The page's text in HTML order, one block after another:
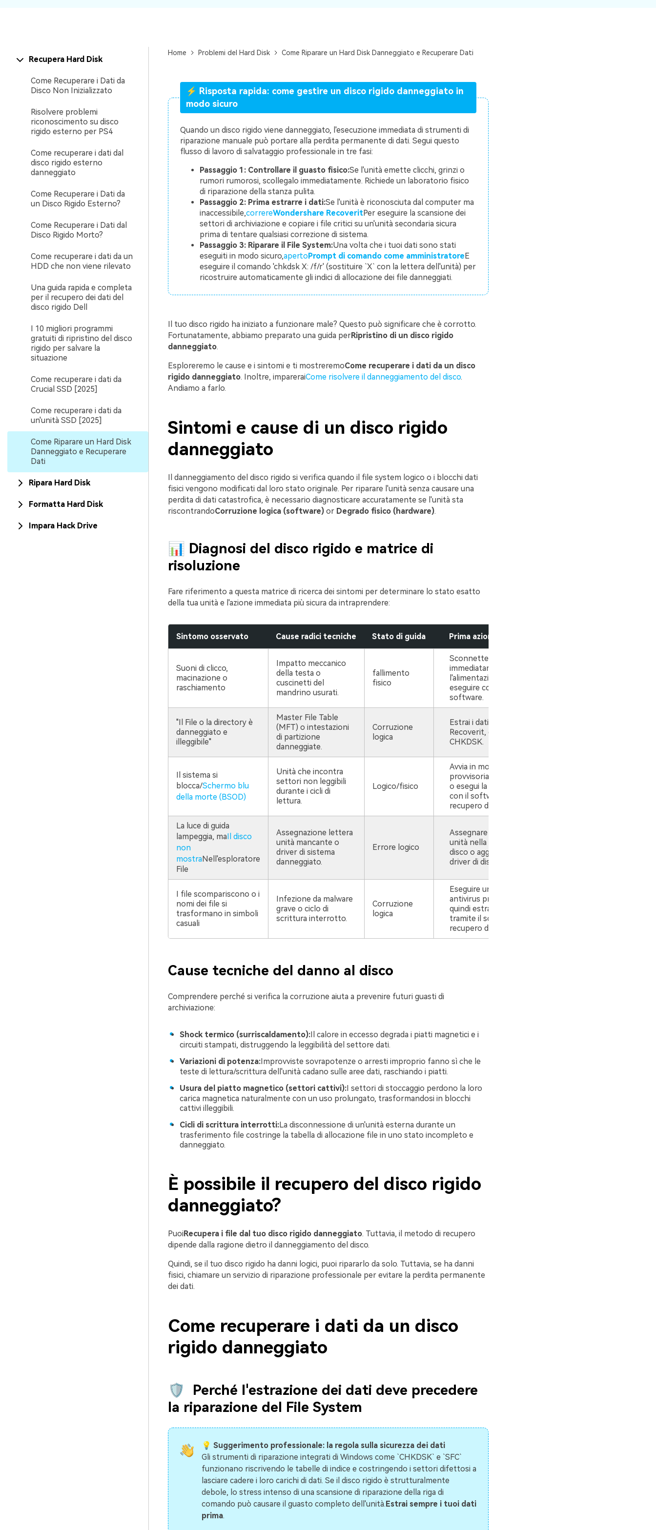
Recupera Hard Disk
Come Recuperare i Dati da
Disco Non Inizializzato
Risolvere problemi
riconoscimento su disco
rigido esterno per PS4
Come recuperare i dati dal
disco rigido esterno
danneggiato
Come Recuperare i Dati da
un Disco Rigido Esterno?
Come Recuperare i Dati dal
Disco Rigido Morto?
Come recuperare i dati da un
HDD che non viene rilevato
Una guida rapida e completa
per il recupero dei dati del
disco rigido Dell
I 10 migliori programmi
gratuiti di ripristino del disco
rigido per salvare la
situazione
Come recuperare i dati da
Crucial SSD [2025]
Come recuperare i dati da
un'unità SSD [2025]
Come Riparare un Hard Disk
Danneggiato e Recuperare
Dati
Ripara Hard Disk
Formatta Hard Disk
Impara Hack Drive
Home Problemi del Hard Disk Come Riparare un Hard Disk Danneggiato e Recuperare Dati
⚡ Risposta rapida: come gestire un disco rigido danneggiato in
modo sicuro
Quando un disco rigido viene danneggiato, l'esecuzione immediata di strumenti di
riparazione manuale può portare alla perdita permanente di dati. Segui questo
flusso di lavoro di salvataggio professionale in tre fasi:
Passaggio 1: Controllare il guasto fisico:Se l'unità emette clicchi, grinzi o
rumori rumorosi, scollegalo immediatamente. Richiede un laboratorio fisico
di riparazione della stanza pulita.
Passaggio 2: Prima estrarre i dati:Se l'unità è riconosciuta dal computer ma
inaccessibile,correreWondershare RecoveritPer eseguire la scansione dei
settori di archiviazione e copiare i file critici su un'unità secondaria sicura
prima di tentare qualsiasi correzione di sistema.
Passaggio 3: Riparare il File System:Una volta che i tuoi dati sono stati
eseguiti in modo sicuro,apertoPrompt di comando come amministratoreE
eseguire il comando 'chkdsk X: /f/r' (sostituire `X` con la lettera dell'unità) per
ricostruire automaticamente gli indici di allocazione dei file danneggiati.
Il tuo disco rigido ha iniziato a funzionare male? Questo può significare che è corrotto.
Fortunatamente, abbiamo preparato una guida perRipristino di un disco rigido
danneggiato.
Esploreremo le cause e i sintomi e ti mostreremoCome recuperare i dati da un disco
rigido danneggiato. Inoltre, impareraiCome risolvere il danneggiamento del disco.
Andiamo a farlo.
Sintomi e cause di un disco rigido
danneggiato
Il danneggiamento del disco rigido si verifica quando il file system logico o i blocchi dati
fisici vengono modificati dal loro stato originale. Per riparare l'unità senza causare una
perdita di dati catastrofica, è necessario diagnosticare accuratamente se l'unità sta
riscontrandoCorruzione logica (software)or Degrado fisico (hardware).
📊 Diagnosi del disco rigido e matrice di
risoluzione
Fare riferimento a questa matrice di ricerca dei sintomi per determinare lo stato esatto
della tua unità e l'azione immediata più sicura da intraprendere:
Sintomo osservato Cause radici tecniche Stato di guida Prima azione consigliata
Suoni di clicco,
macinazione o
raschiamento
Impatto meccanico
della testa o
cuscinetti del
mandrino usurati.
fallimento
fisico
Sconnettere
immediatamente
l'alimentazione. Non
eseguire correzioni
software.
"Il File o la directory è
danneggiato e
illeggibile"
Master File Table
(MFT) o intestazioni
di partizione
danneggiate.
Corruzione
logica
Estrai i dati con
Recoverit, quindi esegui
CHKDSK.
Il sistema si
blocca/Schermo blu
della morte (BSOD)
Unità che incontra
settori non leggibili
durante i cicli di
lettura.
Logico/fisico
Avvia in modalità
provvisoria, clona l'unità
o esegui la scansione
con il software di
recupero dati.
La luce di guida
lampeggia, maIl disco
non
mostraNell'esploratore
File
Assegnazione lettera
unità mancante o
driver di sistema
danneggiato.
Errore logico
Assegnare una lettera di
unità nella Gestione
disco o aggiornare i
driver di disco.
I file scompariscono o i
nomi dei file si
trasformano in simboli
casuali
Infezione da malware
grave o ciclo di
scrittura interrotto.
Corruzione
logica
Eseguire una scansione
antivirus profonda,
quindi estrarre i file
tramite il software di
recupero dati.
Cause tecniche del danno al disco
Comprendere perché si verifica la corruzione aiuta a prevenire futuri guasti di
archiviazione:
Shock termico (surriscaldamento):Il calore in eccesso degrada i piatti magnetici e i
circuiti stampati, distruggendo la leggibilità del settore dati.
Variazioni di potenza:Improvviste sovrapotenze o arresti improprio fanno sì che le
teste di lettura/scrittura dell'unità cadano sulle aree dati, raschiando i piatti.
Usura del piatto magnetico (settori cattivi):I settori di stoccaggio perdono la loro
carica magnetica naturalmente con un uso prolungato, trasformandosi in blocchi
cattivi illeggibili.
Cicli di scrittura interrotti:La disconnessione di un'unità esterna durante un
trasferimento file costringe la tabella di allocazione file in uno stato incompleto e
danneggiato.
È possibile il recupero del disco rigido
danneggiato?
PuoiRecupera i file dal tuo disco rigido danneggiato. Tuttavia, il metodo di recupero
dipende dalla ragione dietro il danneggiamento del disco.
Quindi, se il tuo disco rigido ha danni logici, puoi ripararlo da solo. Tuttavia, se ha danni
fisici, chiamare un servizio di riparazione professionale per evitare la perdita permanente
dei dati.
Come recuperare i dati da un disco
rigido danneggiato
🛡 ️ Perché l'estrazione dei dati deve precedere
la riparazione del File System
💡 Suggerimento professionale: la regola sulla sicurezza dei dati
Gli strumenti di riparazione integrati di Windows come `CHKDSK` e `SFC`
funzionano riscrivendo le tabelle di indice e costringendo i settori difettosi a
lasciare cadere i loro carichi di dati. Se il disco rigido è strutturalmente
debole, lo stress intenso di una scansione di riparazione della riga di
comando può causare il guasto completo dell'unità.Estrai sempre i tuoi dati
prima.